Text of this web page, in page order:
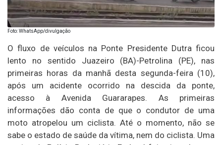
Foto: WhatsApp/divulgação
O fluxo de veículos na Ponte Presidente Dutra ficou
lento no sentido Juazeiro (BA)-Petrolina (PE), nas
primeiras horas da manhã desta segunda-feira (10),
após um acidente ocorrido na descida da ponte,
acesso à Avenida Guararapes. As primeiras
informações dão conta de que o condutor de uma
moto atropelou um ciclista. Até o momento, não se
sabe o estado de saúde da vítima, nem do ciclista. Uma